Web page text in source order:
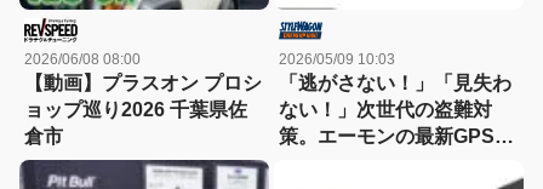
2026/06/08 08:00
【動画】プラスオン プロシ
ョップ巡り2026 千葉県佐
倉市
2026/05/09 10:03
「逃がさない！」「見失わ
ない！」次世代の盗難対
策。エーモンの最新GPSト